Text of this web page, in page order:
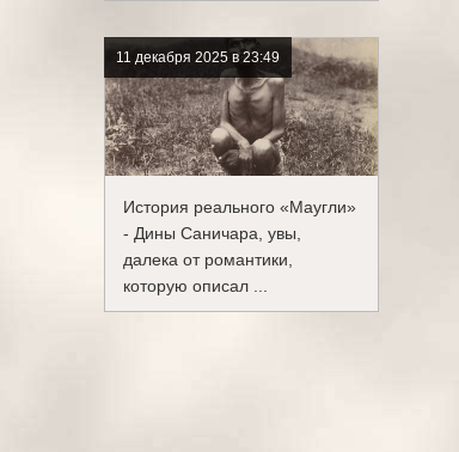
11 декабря 2025 в 23:49
История реального «Маугли»
- Дины Саничара, увы,
далека от романтики,
которую описал ...